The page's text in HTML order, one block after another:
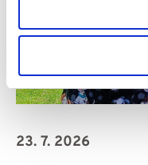
23. 7. 2026